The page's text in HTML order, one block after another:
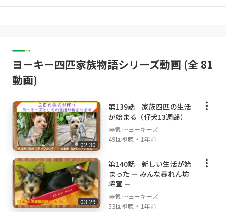
ヨーキー四匹家族物語シリーズ動画 (全 81
動画)
02:30
第139話 家族四匹の生活
が始まる（仔犬13週齢）
陽気 ～ヨーキーズ
49回視聴 ・ 1年前
03:29
第140話 新しい生活が始
まった ー みんな暴れん坊
将軍 ー
陽気 ～ヨーキーズ
53回視聴 ・ 1年前